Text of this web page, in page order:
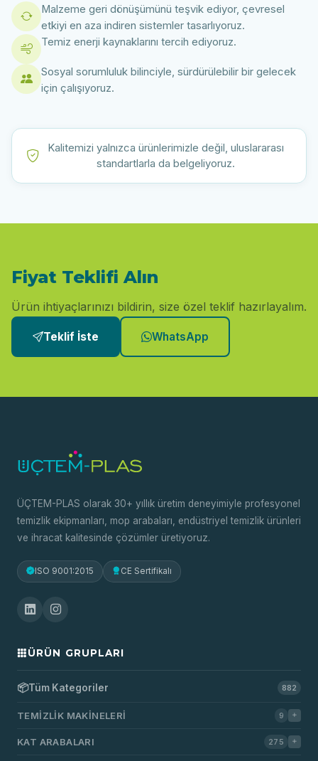
Malzeme geri dönüşümünü teşvik ediyor, çevresel
etkiyi en aza indiren sistemler tasarlıyoruz.
Temiz enerji kaynaklarını tercih ediyoruz.
Sosyal sorumluluk bilinciyle, sürdürülebilir bir gelecek
için çalışıyoruz.
Kalitemizi yalnızca ürünlerimizle değil, uluslararası
standartlarla da belgeliyoruz.
Fiyat Teklifi Alın
Ürün ihtiyaçlarınızı bildirin, size özel teklif hazırlayalım.
Teklif İste WhatsApp
ÜÇTEM-PLAS olarak 30+ yıllık üretim deneyimiyle profesyonel
temizlik ekipmanları, mop arabaları, endüstriyel temizlik ürünleri
ve ihracat kalitesinde çözümler üretiyoruz.
ISO 9001:2015 CE Sertifikalı
ÜRÜN GRUPLARI
📦Tüm Kategoriler 882
TEMIZLIK MAKINELERI 9
KAT ARABALARI 275